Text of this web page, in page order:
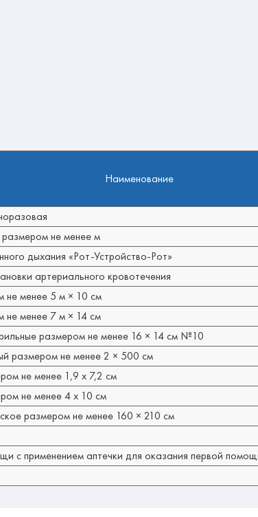
Наименование
размером не менее м
дыхания «Рот-Устройство-Рот»
артериального кровотечения
не менее 5 м × 10 см
не менее 7 м × 14 см
размером не менее 16 × 14 см №10
размером не менее 2 × 500 см
не менее 1,9 х 7,2 см
не менее 4 х 10 см
размером не менее 160 × 210 см
с применением аптечки для оказания первой